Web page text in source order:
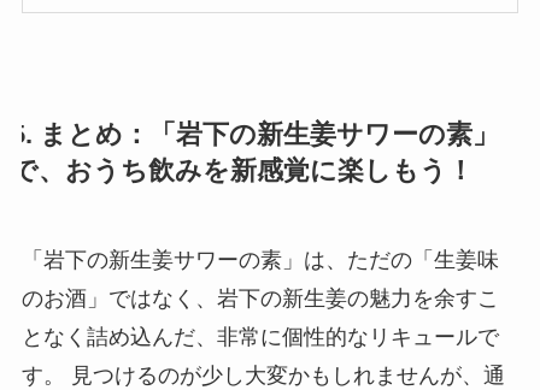
5. まとめ：「岩下の新生姜サワーの素」
で、おうち飲みを新感覚に楽しもう！
「岩下の新生姜サワーの素」は、ただの「生姜味
のお酒」ではなく、岩下の新生姜の魅力を余すこ
となく詰め込んだ、非常に個性的なリキュールで
す。 見つけるのが少し大変かもしれませんが、通